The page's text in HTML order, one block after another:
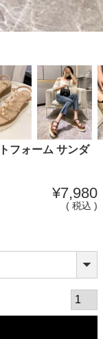
フォーム サンダ
¥7,980
税込